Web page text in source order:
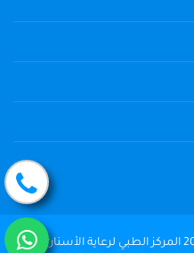
جميع الحقوق محفوظة © 2004 - 2026 المركز الطبي لرعاية الأسنان The